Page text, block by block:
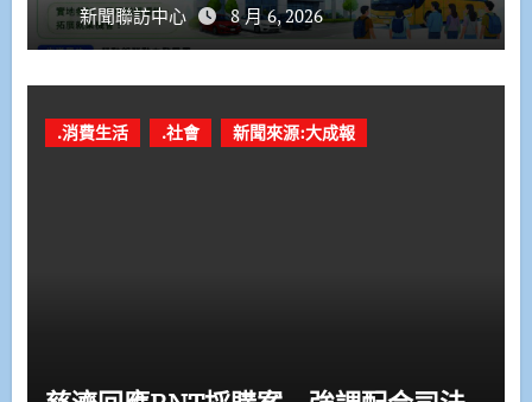
新聞聯訪中心 8 月 6, 2026
.消費生活 .社會 新聞來源:大成報